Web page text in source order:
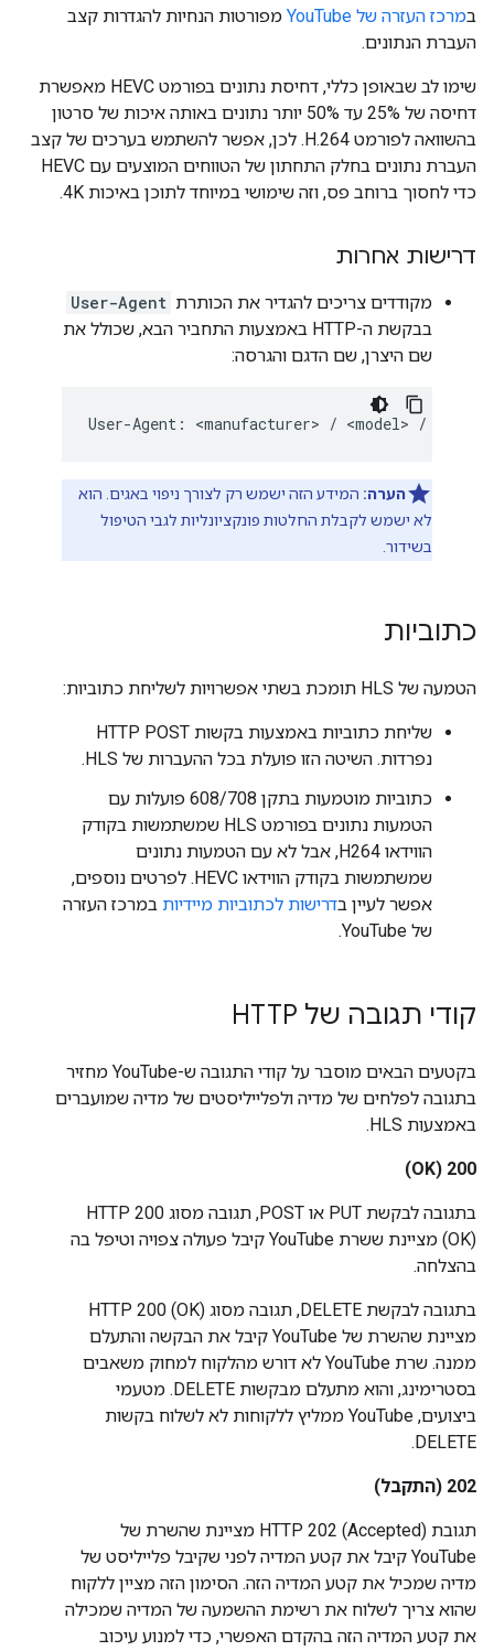
במרכז העזרה של YouTube
מפורטות הנחיות להגדרות קצב
העברת הנתונים.
שימו לב שבאופן כללי, דחיסת נתונים בפורמט HEVC מאפשרת
דחיסה של 25% עד 50% יותר נתונים באותה איכות של סרטון
בהשוואה לפורמט H.264. לכן, אפשר להשתמש בערכים של קצב
העברת נתונים בחלק התחתון של הטווחים המוצעים עם HEVC
כדי לחסוך ברוחב פס, וזה שימושי במיוחד לתוכן באיכות 4K.
דרישות אחרות
מקודדים צריכים להגדיר את הכותרת User-Agent
בבקשת ה-HTTP באמצעות התחביר הבא, שכולל את
שם היצרן, שם הדגם והגרסה:
הערה: המידע הזה ישמש רק לצורך ניפוי באגים. הוא
לא ישמש לקבלת החלטות פונקציונליות לגבי הטיפול
בשידור.
כתוביות
הטמעה של HLS תומכת בשתי אפשרויות לשליחת כתוביות:
שליחת כתוביות באמצעות בקשות HTTP POST
נפרדות. השיטה הזו פועלת בכל ההעברות של HLS.
כתוביות מוטמעות בתקן 608/708 פועלות עם
הטמעות נתונים בפורמט HLS שמשתמשות בקודק
הווידאו H264, אבל לא עם הטמעות נתונים
שמשתמשות בקודק הווידאו HEVC. לפרטים נוספים,
אפשר לעיין בדרישות לכתוביות מיידיות במרכז העזרה
של YouTube.
קודי תגובה של HTTP
בקטעים הבאים מוסבר על קודי התגובה ש-YouTube מחזיר
בתגובה לפלחים של מדיה ולפלייליסטים של מדיה שמועברים
באמצעות HLS.
‫200 (OK)
בתגובה לבקשת PUT או POST, תגובה מסוג HTTP 200
(OK) מציינת ששרת YouTube קיבל פעולה צפויה וטיפל בה
בהצלחה.
בתגובה לבקשת DELETE, תגובה מסוג HTTP 200 (OK)
מציינת שהשרת של YouTube קיבל את הבקשה והתעלם
ממנה. שרת YouTube לא דורש מהלקוח למחוק משאבים
בסטרימינג, והוא מתעלם מבקשות DELETE. מטעמי
ביצועים, YouTube ממליץ ללקוחות לא לשלוח בקשות
DELETE.
202 (התקבל)
תגובת HTTP 202 (Accepted) מציינת שהשרת של
YouTube קיבל את קטע המדיה לפני שקיבל פלייליסט של
מדיה שמכיל את קטע המדיה הזה. הסימון הזה מציין ללקוח
שהוא צריך לשלוח את רשימת ההשמעה של המדיה שמכילה
את קטע המדיה הזה בהקדם האפשרי, כדי למנוע עיכוב